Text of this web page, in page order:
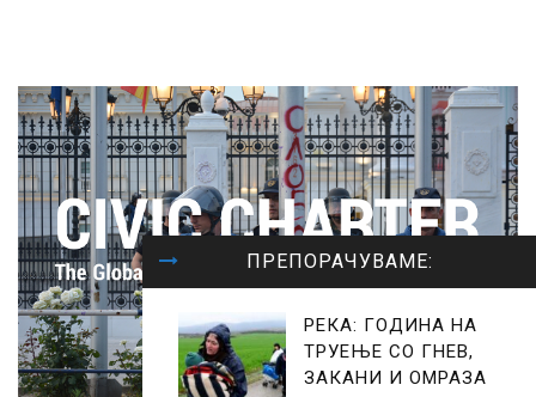
ПРЕПОРАЧУВАМЕ:
РЕКА: ГОДИНА НА
ТРУЕЊЕ СО ГНЕВ,
ЗАКАНИ И ОМРАЗА